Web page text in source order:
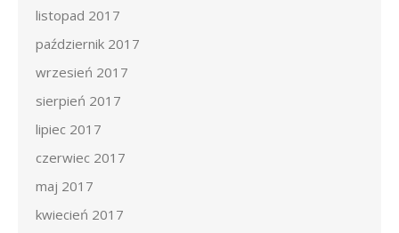
listopad 2017
październik 2017
wrzesień 2017
sierpień 2017
lipiec 2017
czerwiec 2017
maj 2017
kwiecień 2017